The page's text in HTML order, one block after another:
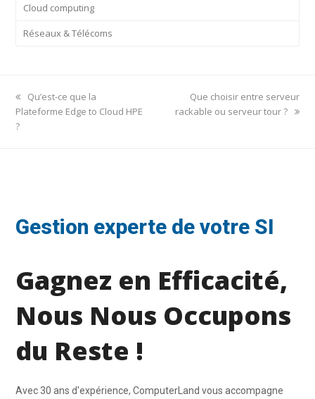
Cloud computing
Réseaux & Télécoms
previous
post:
Qu’est-ce que la
Plateforme Edge to Cloud HPE
?
next
post:
Que choisir entre serveur
rackable ou serveur tour ?
Gestion experte de votre SI
Gagnez en Efficacité,
Nous Nous Occupons
du Reste !
Avec 30 ans d'expérience, ComputerLand vous accompagne